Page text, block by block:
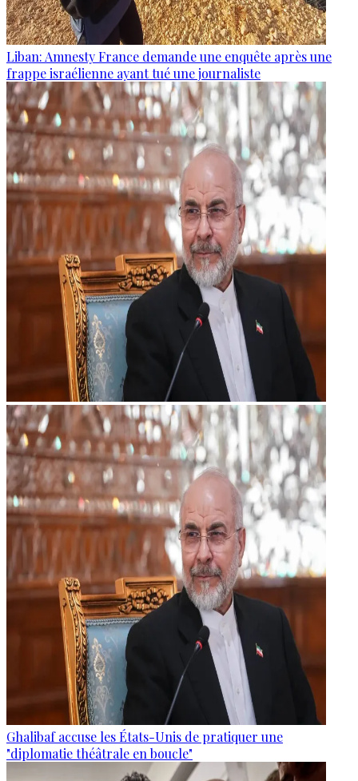
Liban: Amnesty France demande une enquête après une
frappe israélienne ayant tué une journaliste
Ghalibaf accuse les États-Unis de pratiquer une
"diplomatie théâtrale en boucle"